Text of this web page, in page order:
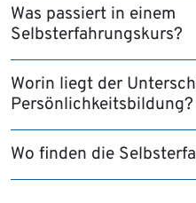
Was passiert in einem
Selbsterfahrungskurs?
Worin liegt der
Persönlichkeitsbildung?
Wo finden die